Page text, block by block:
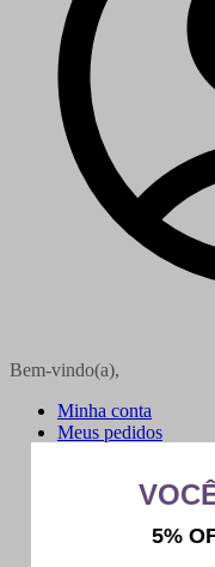
Bem-vindo(a),
Minha conta
Meus pedidos